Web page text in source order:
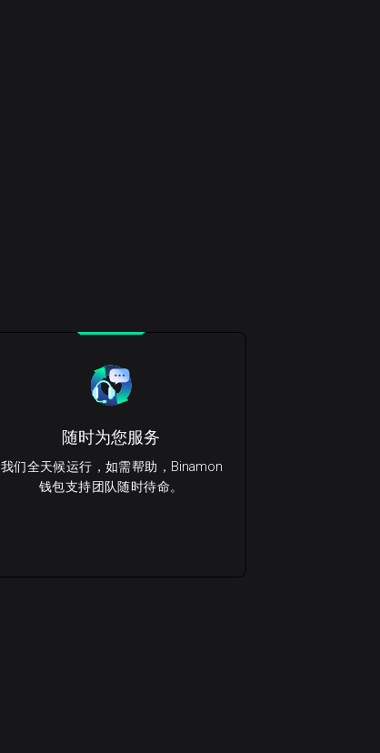
随时为您服务
我们全天候运行，如需帮助，Binamon
钱包支持团队随时待命。